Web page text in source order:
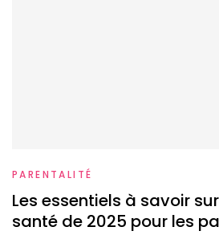
PARENTALITÉ
Les essentiels à savoir
santé de 2025 pour les